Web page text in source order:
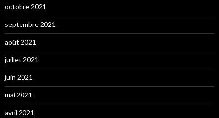
octobre 2021
septembre 2021
août 2021
juillet 2021
juin 2021
mai 2021
avril 2021